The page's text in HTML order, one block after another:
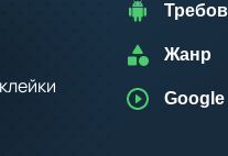
Жанр
Google